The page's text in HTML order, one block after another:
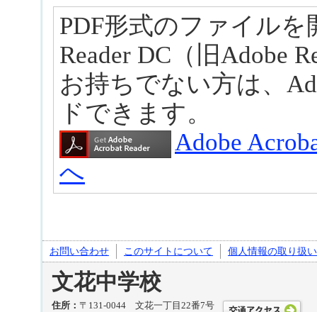
PDF形式のファイルを
Reader DC（旧Adobe
お持ちでない方は、
ドできます。
Adobe
へ
お問い合わせ このサイトについて 個人情報の取り扱い
文花中学校
住所： 〒131-0044 文花一丁目22番7号